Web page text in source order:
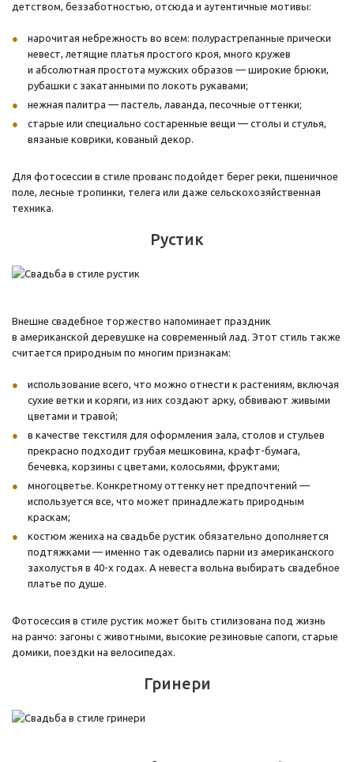
детством, беззаботностью, отсюда и аутентичные мотивы:
нарочитая небрежность во всем: полурастрепанные прически
невест, летящие платья простого кроя, много кружев
и абсолютная простота мужских образов — широкие брюки,
рубашки с закатанными по локоть рукавами;
нежная палитра — пастель, лаванда, песочные оттенки;
старые или специально состаренные вещи — столы и стулья,
вязаные коврики, кованый декор.
Для фотосессии в стиле прованс подойдет берег реки, пшеничное
поле, лесные тропинки, телега или даже сельскохозяйственная
техника.
Рустик
Внешне свадебное торжество напоминает праздник
в американской деревушке на современный лад. Этот стиль также
считается природным по многим признакам:
использование всего, что можно отнести к растениям, включая
сухие ветки и коряги, из них создают арку, обвивают живыми
цветами и травой;
в качестве текстиля для оформления зала, столов и стульев
прекрасно подходит грубая мешковина, крафт-бумага,
бечевка, корзины с цветами, колосьями, фруктами;
многоцветье. Конкретному оттенку нет предпочтений —
используется все, что может принадлежать природным
краскам;
костюм жениха на свадьбе рустик обязательно дополняется
подтяжками — именно так одевались парни из американского
захолустья в 40-х годах. А невеста вольна выбирать свадебное
платье по душе.
Фотосессия в стиле рустик может быть стилизована под жизнь
на ранчо: загоны с животными, высокие резиновые сапоги, старые
домики, поездки на велосипедах.
Гринери